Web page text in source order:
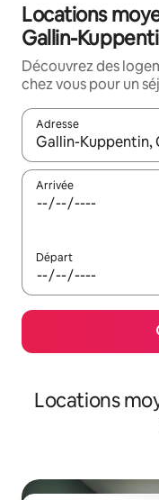
Locations
Gallin-
Découvrez des
chez vous pour un
Adresse
Lorsque les
Arrivée
Départ
Locations